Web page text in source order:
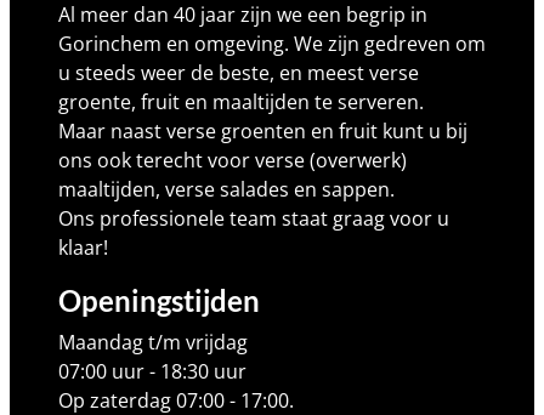
Al meer dan 40 jaar zijn we een begrip in
Gorinchem en omgeving. We zijn gedreven om
u steeds weer de beste, en meest verse
groente, fruit en maaltijden te serveren.
Maar naast verse groenten en fruit kunt u bij
ons ook terecht voor verse (overwerk)
maaltijden, verse salades en sappen.
Ons professionele team staat graag voor u
klaar!
Openingstijden
Maandag t/m vrijdag
07:00 uur - 18:30 uur
Op zaterdag 07:00 - 17:00.